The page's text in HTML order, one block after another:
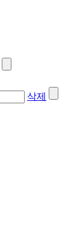
삭제